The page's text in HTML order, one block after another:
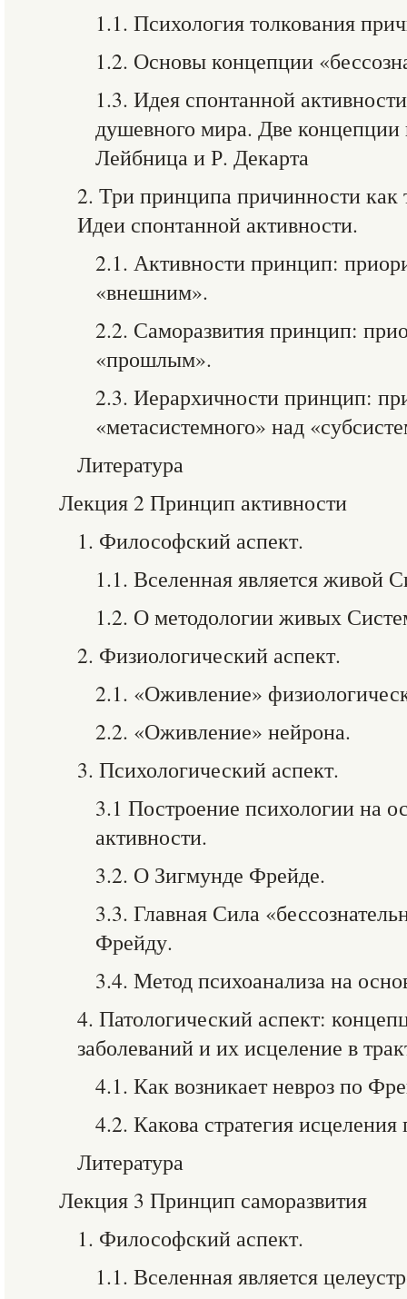
1.1. Психология толкования
1.2. Основы концепции
1.3. Идея спонтанной
душевного мира. Две
Лейбница и Р. Декарта
2. Три принципа причинности
Идеи спонтанной активности.
2.1. Активности принцип:
«внешним».
2.2. Саморазвития принцип:
«прошлым».
2.3. Иерархичности принцип:
«метасистемного» над
Литература
Лекция 2 Принцип активности
1. Философский аспект.
1.1. Вселенная является живой
1.2. О методологии живых
2. Физиологический аспект.
2.1. «Оживление»
2.2. «Оживление» нейрона.
3. Психологический аспект.
3.1 Построение психологии на
активности.
3.2. О Зигмунде Фрейде.
3.3. Главная Сила
Фрейду.
3.4. Метод психоанализа на
4. Патологический аспект:
заболеваний и их исцеление в
4.1. Как возникает невроз по
4.2. Какова стратегия
Литература
Лекция 3 Принцип саморазвития
1. Философский аспект.
1.1. Вселенная является